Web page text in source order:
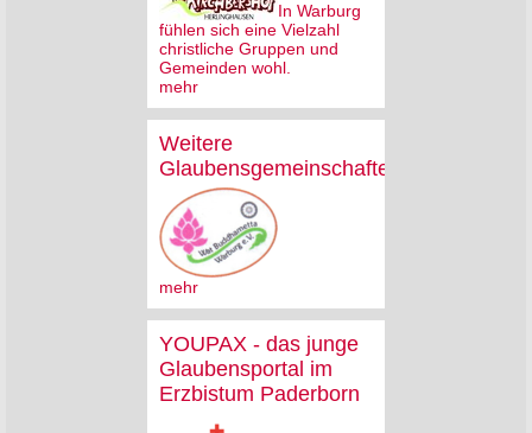
In Warburg
fühlen sich eine Vielzahl
christliche Gruppen und
Gemeinden wohl.
mehr
Weitere
Glaubensgemeinschaften
mehr
YOUPAX - das junge
Glaubensportal im
Erzbistum Paderborn